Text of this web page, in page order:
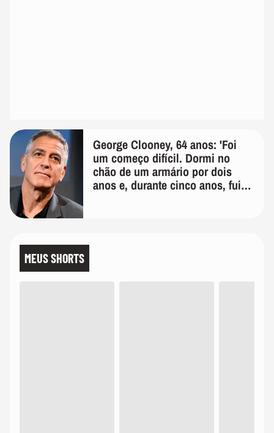
George Clooney, 64 anos: 'Foi
um começo difícil. Dormi no
chão de um armário por dois
anos e, durante cinco anos, fui
MEUS SHORTS